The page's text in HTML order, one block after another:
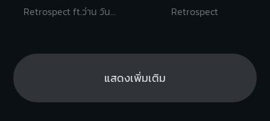
Retrospect ft.ว่าน วันวาน Retrospect
แสดงเพิ่มเติม